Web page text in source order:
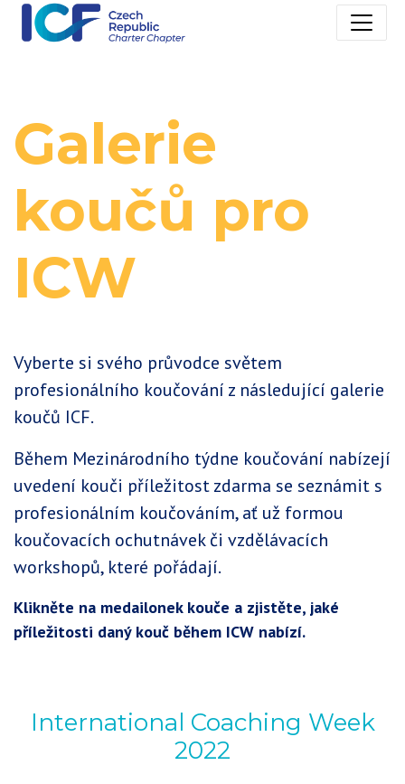
Galerie
koučů pro
ICW
Vyberte si svého průvodce světem
profesionálního koučování z následující galerie
koučů ICF.
Během Mezinárodního týdne koučování nabízejí
uvedení kouči příležitost zdarma se seznámit s
profesionálním koučováním, ať už formou
koučovacích ochutnávek či vzdělávacích
workshopů, které pořádají.
Klikněte na medailonek kouče a zjistěte, jaké
příležitosti daný kouč během ICW nabízí.
International Coaching Week
2022